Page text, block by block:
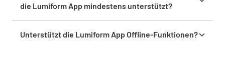
die Lumiform App mindestens unterstützt?
Unterstützt die Lumiform App Offline-Funktionen?